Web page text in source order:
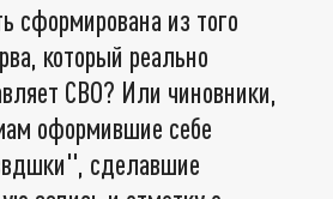
сформирована из того
который реально
СВО? Или чиновники,
оформившие себе
сделавшие